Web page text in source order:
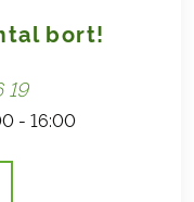
bort!
19
- 16:00
ÖPPNAS I EN NY